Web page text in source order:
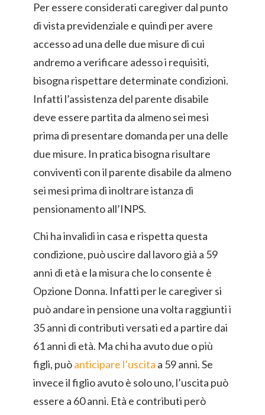
Per essere considerati caregiver dal punto
di vista previdenziale e quindi per avere
accesso ad una delle due misure di cui
andremo a verificare adesso i requisiti,
bisogna rispettare determinate condizioni.
Infatti l’assistenza del parente disabile
deve essere partita da almeno sei mesi
prima di presentare domanda per una delle
due misure. In pratica bisogna risultare
conviventi con il parente disabile da almeno
sei mesi prima di inoltrare istanza di
pensionamento all’INPS.
Chi ha invalidi in casa e rispetta questa
condizione, può uscire dal lavoro già a 59
anni di età e la misura che lo consente è
Opzione Donna. Infatti per le caregiver si
può andare in pensione una volta raggiunti i
35 anni di contributi versati ed a partire dai
61 anni di età. Ma chi ha avuto due o più
figli, puòanticipare l’uscita a 59 anni. Se
invece il figlio avuto è solo uno, l’uscita può
essere a 60 anni. Età e contributi però